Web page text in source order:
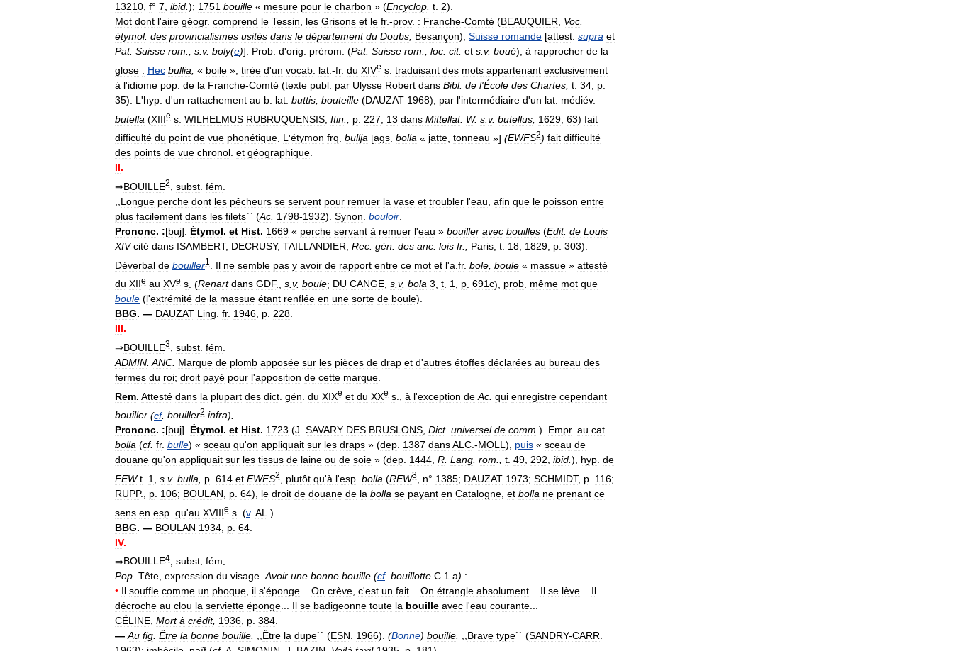
13210, f° 7, ibid.); 1751 bouille « mesure pour le charbon » (Encyclop. t. 2).
Mot dont l'aire géogr. comprend le Tessin, les Grisons et le fr.-prov. : Franche-Comté (BEAUQUIER, Voc.
étymol. des provincialismes usités dans le département du Doubs, Besançon), Suisse romande [attest. supra et
Pat. Suisse rom., s.v. boly(e)]. Prob. d'orig. prérom. (Pat. Suisse rom., loc. cit. et s.v. bouè), à rapprocher de la
glose : Hec bullia « boile », tirée d'un vocab lat .-fr. du XIVe s traduisant des mots appartenant exclusivement
à l'idiome pop de la Franche-Comté (texte publ par Ulysse Robert dans Bibl. de l'École des Chartes t 34 p
35). L 'hyp d'un rattachement au b lat buttis bouteille (DAUZAT 1968), par l'intermédiaire d'un lat médiév.
butella (XIIIe s WILHELMUS RUBRUQUENSIS Itin p 227 13 dans Mittellat. W. s v. butellus 1629 63) fait
difficulté du point de vue phonétique L'étymon frq bullja [ags bolla « jatte tonneau »] (EWFS2) fait difficulté
des points de vue chronol. et géographique.
II.
⇒BOUILLE2 subst fém
Longue perche dont les pêcheurs se servent pour remuer la vase et troubler l'eau afin que le poisson entre
plus facilement dans les filets`` (Ac 1798-1932). Synon bouloir
Prononc. :[buj]. Étymol. et Hist. 1669 « perche servant à remuer l'eau » bouiller avec bouilles (Edit. de Louis
XIV cité dans ISAMBERT, DECRUSY, TAILLANDIER Rec gén des anc lois fr., Paris t 18 1829 p 303).
Déverbal de bouiller1 Il ne semble pas y avoir de rapport entre ce mot et l'a fr. bole boule « massue » attesté
du XIIe au XVe s . (Renart dans GDF., s v. boule; DU CANGE s v. bola 3 t 1 p 691c), prob même mot que
boule (l'extrémité de la massue étant renflée en une sorte de boule).
BBG. — DAUZAT Ling. fr. 1946, p. 228.
III.
⇒BOUILLE3 subst fém
ADMIN ANC Marque de plomb apposée sur les pièces de drap et d'autres étoffes déclarées au bureau des
fermes du roi; droit payé pour l'apposition de cette marque
Rem. Attesté dans la plupart des dict gén du XIXe et du XXe s à l'exception de Ac qui enregistre cependant
bouiller (cf. bouiller2 infra).
Prononc. :[buj]. Étymol. et Hist. 1723 (J. SAVARY DES BRUSLONS, Dict. universel de comm.). Empr. au cat.
bolla (cf. fr. bulle) « sceau qu'on appliquait sur les draps » (dep. 1387 dansALC.-MOLL), puis « sceau de
douane qu'on appliquait sur les tissus de laine ou de soie » (dep. 1444, R. Lang. rom., t. 49, 292, ibid.), hyp. de
FEW t 1 s v. bulla p 614 et EWFS2 plutôt qu'à l'esp bolla (REW3 n° 1385; DAUZAT 1973; SCHMIDT, p 116;
RUPP., p 106; BOULAN p 64), le droit de douane de la bolla se payant en Catalogne et bolla ne prenant ce
sens en esp qu'au XVIIIe s . (v. AL .).
BBG. — BOULAN 1934 p 64
IV.
⇒BOUILLE4 subst fém
Pop Tête expression du visage Avoir une bonne bouille (cf. bouillotte C 1 a) :
• Il souffle comme un phoque il s'éponge On crève c'est un fait On étrangle absolument Il se lève
Il
décroche au clou la serviette éponge Il se badigeonne toute la bouille avec l'eau courante
CÉLINE Mort à crédit, 1936 p 384
— Au fig Être la bonne bouille Être la dupe`` (ESN 1966). (Bonne) bouille Brave type`` (SANDRY-CARR